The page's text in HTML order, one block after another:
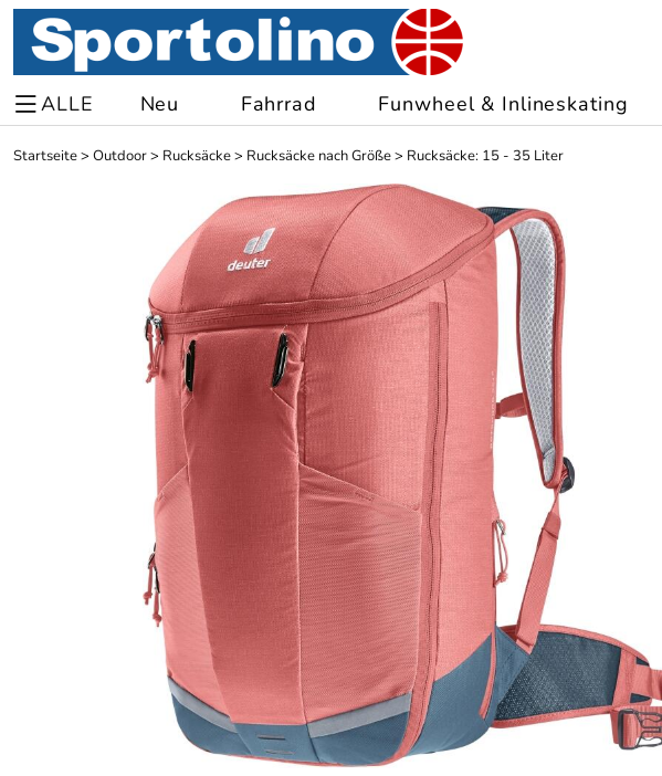
ALLE Neu Fahrrad Funwheel & Inlineskating
Startseite> Outdoor> Rucksäcke> Rucksäcke nach Größe> Rucksäcke: 15 - 35 Liter